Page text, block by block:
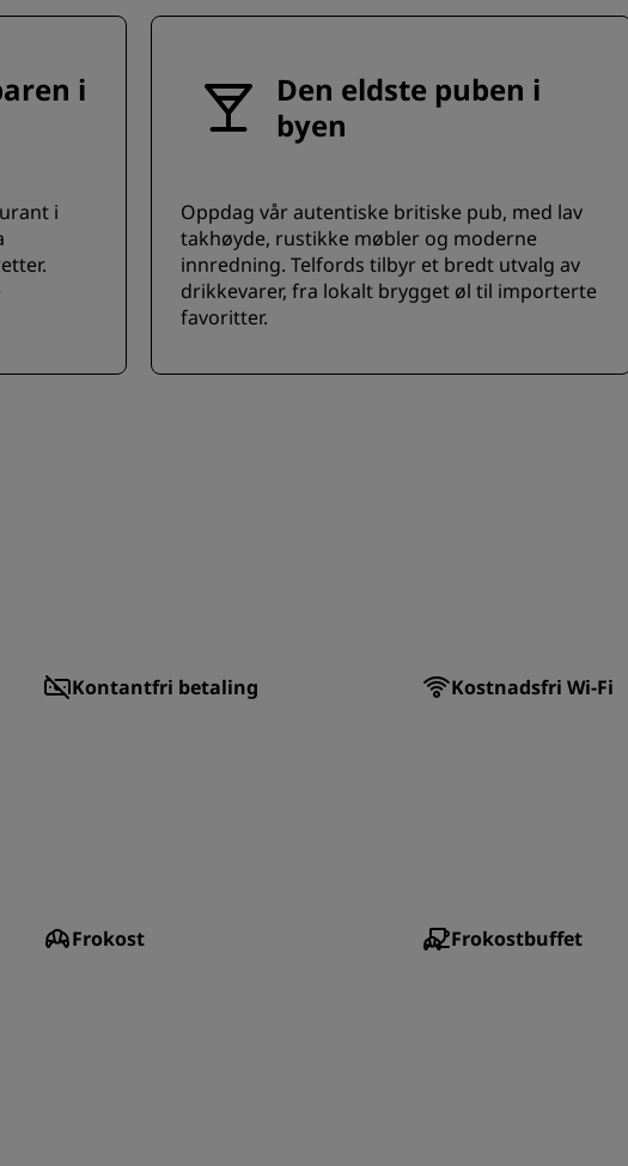
i
i
Den eldste puben i
byen
Oppdag vår autentiske britiske pub, med lav
takhøyde, rustikke møbler og moderne
innredning. Telfords tilbyr et bredt utvalg av
drikkevarer, fra lokalt brygget øl til importerte
favoritter.
Kontantfri betaling Kostnadsfri Wi-Fi
Frokost Frokostbuffet